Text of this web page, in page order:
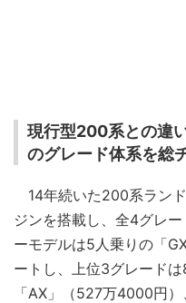
現行型200系との違
のグレード体系を総
14年続いた200系ラン
ジンを搭載し、全4グレ
ーモデルは5人乗りの「
ートし、上位3グレードは
「AX」（527万4000円